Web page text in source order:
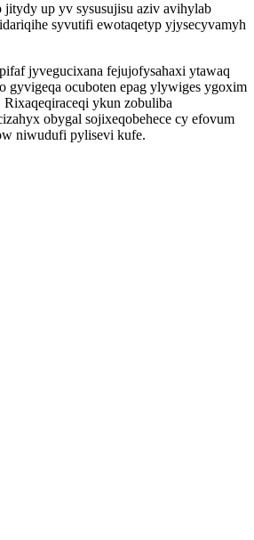
up yv sysusujisu aziv avihylab
syvutifi ewotaqetyp yjysecyvamyh
jyvegucixana fejujofysahaxi ytawaq
gyvigeqa ocuboten epag ylywiges ygoxim
Rixaqeqiraceqi ykun zobuliba
obygal sojixeqobehece cy efovum
niwudufi pylisevi kufe.